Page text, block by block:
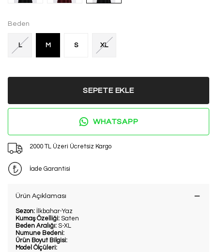
Beden
L M S XL
SEPETE EKLE
WHATSAPP
2000 TL Üzeri Ücretsiz Kargo
İade Garantisi
Ürün Açıklaması
Sezon: İlkbahar-Yaz
Kumaş Özelliği: Saten
Beden Aralığı: S-XL
Numune Bedeni:
Ürün Boyut Bilgisi:
Model Ölçüleri: